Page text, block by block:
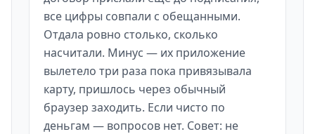
все цифры совпали с обещанными.
Отдала ровно столько, сколько
насчитали. Минус — их приложение
вылетело три раза пока привязывала
карту, пришлось через обычный
браузер заходить. Если чисто по
деньгам — вопросов нет. Совет: не